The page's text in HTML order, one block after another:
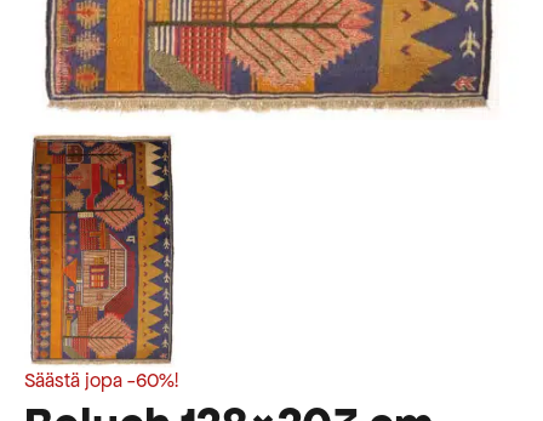
Säästä jopa -60%!